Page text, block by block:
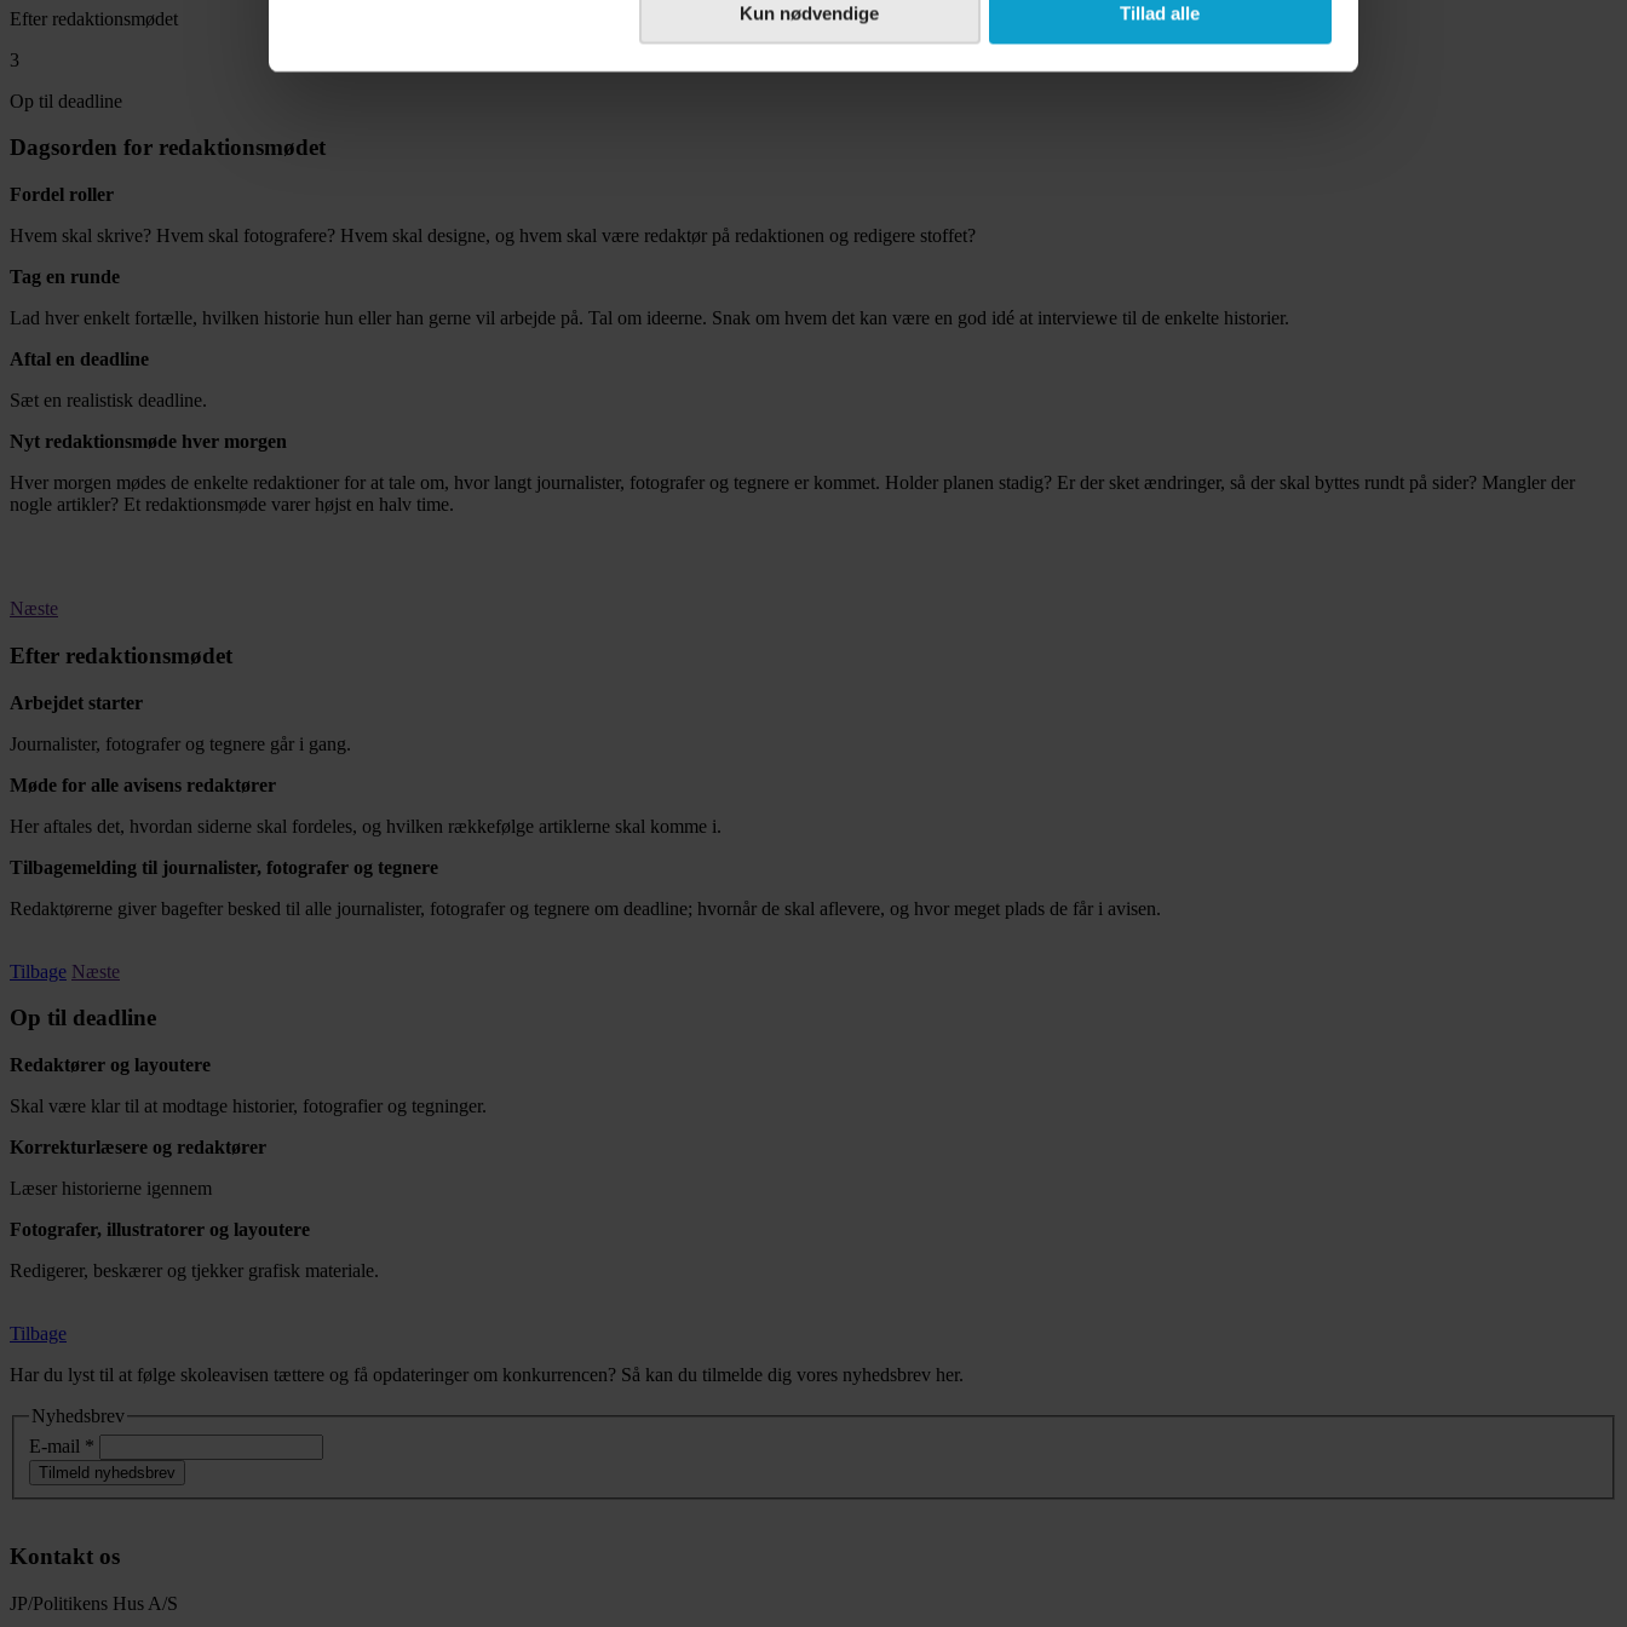
Kun nødvendige Tillad alle
Efter redaktionsmødet
3
Op til deadline
Dagsorden for redaktionsmødet
Fordel roller
Hvem skal skrive? Hvem skal fotografere? Hvem skal designe, og hvem skal være redaktør på redaktionen og redigere stoffet?
Tag en runde
Lad hver enkelt fortælle, hvilken historie hun eller han gerne vil arbejde på. Tal om ideerne. Snak om hvem det kan være en god idé at interviewe til de enkelte historier.
Aftal en deadline
Sæt en realistisk deadline.
Nyt redaktionsmøde hver morgen
Hver morgen mødes de enkelte redaktioner for at tale om, hvor langt journalister, fotografer og tegnere er kommet. Holder planen stadig? Er der sket ændringer, så der skal byttes rundt på sider? Mangler der
nogle artikler? Et redaktionsmøde varer højst en halv time.
Næste
Efter redaktionsmødet
Arbejdet starter
Journalister, fotografer og tegnere går i gang.
Møde for alle avisens redaktører
Her aftales det, hvordan siderne skal fordeles, og hvilken rækkefølge artiklerne skal komme i.
Tilbagemelding til journalister, fotografer og tegnere
Redaktørerne giver bagefter besked til alle journalister, fotografer og tegnere om deadline; hvornår de skal aflevere, og hvor meget plads de får i avisen.
Tilbage Næste
Op til deadline
Redaktører og layoutere
Skal være klar til at modtage historier, fotografier og tegninger.
Korrekturlæsere og redaktører
Læser historierne igennem
Fotografer, illustratorer og layoutere
Redigerer, beskærer og tjekker grafisk materiale.
Tilbage
Har du lyst til at følge skoleavisen tættere og få opdateringer om konkurrencen? Så kan du tilmelde dig vores nyhedsbrev her.
Nyhedsbrev
E-mail *
Tilmeld nyhedsbrev
Kontakt os
JP/Politikens Hus A/S